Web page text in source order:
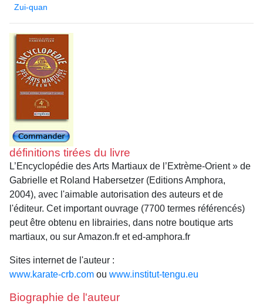
Zui-quan
définitions tirées du livre
L’Encyclopédie des Arts Martiaux de l’Extrème-Orient » de
Gabrielle et Roland Habersetzer (Editions Amphora,
2004), avec l'aimable autorisation des auteurs et de
l'éditeur. Cet important ouvrage (7700 termes référencés)
peut être obtenu en librairies, dans notre boutique arts
martiaux, ou sur Amazon.fr et ed-amphora.fr
Sites internet de l'auteur :
www.karate-crb.com ou www.institut-tengu.eu
Biographie de l'auteur